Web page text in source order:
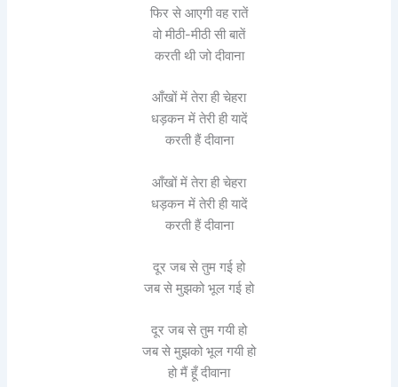
फिर से आएगी वह रातें
वो मीठी-मीठी सी बातें
करती थी जो दीवाना
आँखों में तेरा ही चेहरा
धड़कन में तेरी ही यादें
करती हैं दीवाना
आँखों में तेरा ही चेहरा
धड़कन में तेरी ही यादें
करती हैं दीवाना
दूर जब से तुम गई हो
जब से मुझको भूल गई हो
दूर जब से तुम गयी हो
जब से मुझको भूल गयी हो
हो मैं हूँ दीवाना